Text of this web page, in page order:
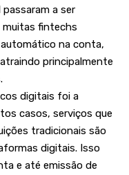
a ser
muitas fintechs
na conta,
principalmente
digitais foi a
casos, serviços que
tradicionais são
digitais. Isso
e até emissão de